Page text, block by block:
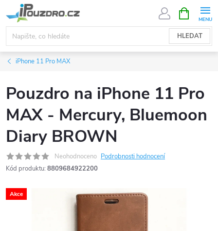
na
obsah
HLEDAT
NÁKUPNÍ
KOŠÍK
iPhone 11 Pro MAX
Pouzdro na iPhone 11 Pro
MAX - Mercury, Bluemoon
Diary BROWN
Neohodnoceno Podrobnosti hodnocení
Kód produktu: 8809684922200
Akce